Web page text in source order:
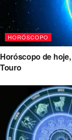
HORÓSCOPO
Horóscopo de
Touro